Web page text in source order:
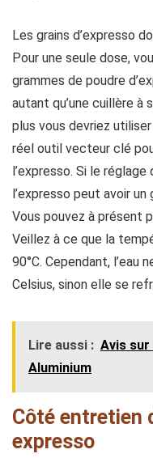
Les grains d’expresso
Pour une seule dose,
grammes de poudre
autant qu’une cuillère à
plus vous devriez
réel outil vecteur clé
l’expresso. Si le
l’expresso peut avoir
Vous pouvez à présent
Veillez à ce que la
90°C. Cependant, l’eau
Celsius, sinon elle se
Lire aussi : Avis
Aluminium
Côté entretien
expresso